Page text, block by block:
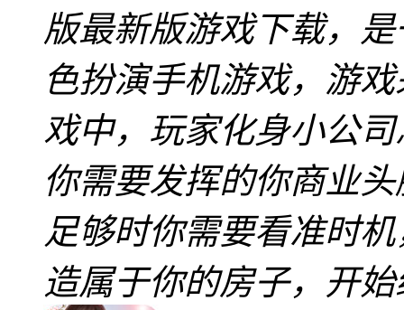
版最新版游戏下载，
色扮演手机游戏，游
戏中，玩家化身小公
你需要发挥的你商业
足够时你需要看准时
造属于你的房子，开